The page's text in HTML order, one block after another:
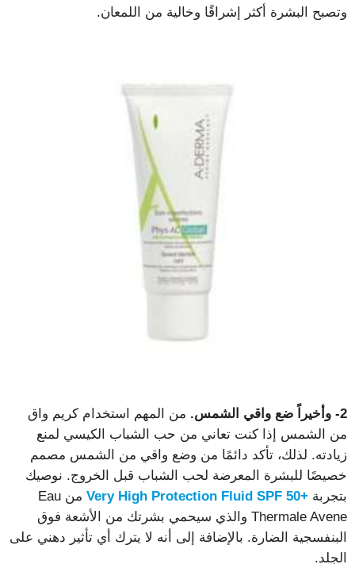
وتصبح البشرة أكثر إشراقًا وخالية من اللمعان.
2- وأخيراً ضع واقي الشمس.
من المهم استخدام كريم واق
من الشمس إذا كنت تعاني من حب الشباب الكيسي لمنع
زيادته. لذلك، تأكد دائمًا من وضع واقي من الشمس مصمم
خصيصًا للبشرة المعرضة لحب الشباب قبل الخروج. نوصيك
بتجربة +Very High Protection Fluid SPF 50
من Eau
Thermale Avene والذي سيحمي بشرتك من الأشعة فوق
البنفسجية الضارة. بالإضافة إلى أنه لا يترك أي تأثير دهني على
الجلد.